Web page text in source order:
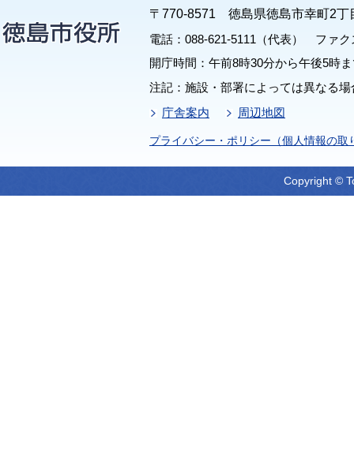
〒770-8571 徳島県徳島市幸町2丁
電話：088-621-5111（代表） ファク
開庁時間：午前8時30分から午後5時
注記：施設・部署によっては異なる
庁舎案内
周辺地図
プライバシー・ポリシー（個人情報の取
Copyright ©